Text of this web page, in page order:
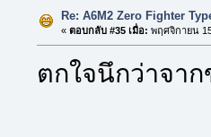
Re: A6M2 Zero Fighter
« ตอบกลับ #35 เมื่อ: พฤศจิกายน
ตกใจนึกว่าจา